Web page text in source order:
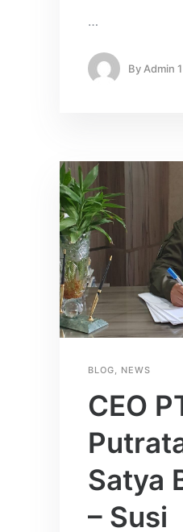
…
By Admin
BLOG, NEWS
CEO
Satya
– Susi